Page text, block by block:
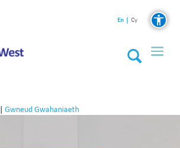
En Cy
|Gwneud Gwahaniaeth